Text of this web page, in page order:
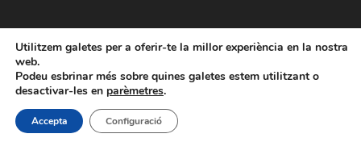
IMPERA IMPERMEABILITZACIONS SL © 2026. Tots els drets
reservats | by
Utilitzem galetes per a oferir-te la millor experiència en la nostra
web.
Podeu esbrinar més sobre quines galetes estem utilitzant o
desactivar-les en parèmetres.
Accepta Configuració